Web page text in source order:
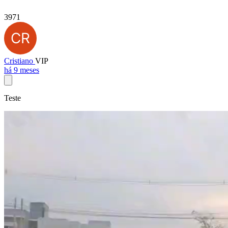
3971
Cristiano VIP
há 9 meses
Teste